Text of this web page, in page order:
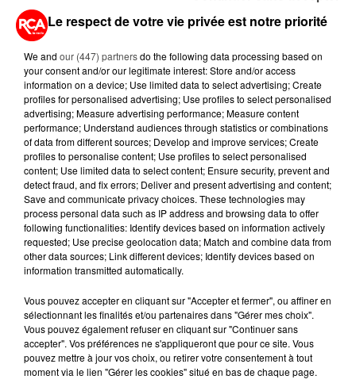
A LIRE AUSSI...
1er août 2026
UNE CHUTE FATALE DE 2 000
MÈTRES : UNE PARACHUTISTE DE
26 ANS PERD...
31 juillet 2026
FESTIVALS, FÊTE FORAINE... QUE
FAIRE DANS L'OUEST EN AOÛT ?
28 juillet 2026
CINÉMA : 5 ANS APRÈS LE DERNIER
OPUS, SPIDERMAN EST DE
RETOUR SUR...
23 juillet 2026
DE VANNES À NANTES, LE FUTUR
BOMBARDIER D'EAU FRANÇAIS
Le respect de votre vie privée est notre priorité
We and our (447) partnersdo the following data processing based on
your consent and/or our legitimate interest: Store and/or access
information on a device; Use limited data to select advertising; Create
profiles for personalised advertising; Use profiles to select personalised
advertising; Measure advertising performance; Measure content
performance; Understand audiences through statistics or combinations
of data from different sources; Develop and improve services; Create
profiles to personalise content; Use profiles to select personalised
content; Use limited data to select content; Ensure security, prevent and
detect fraud, and fix errors; Deliver and present advertising and content;
Save and communicate privacy choices. These technologies may
process personal data such as IP address and browsing data to offer
following functionalities: Identify devices based on information actively
requested; Use precise geolocation data; Match and combine data from
other data sources; Link different devices; Identify devices based on
information transmitted automatically.
Vous pouvez accepter en cliquant sur "Accepter et fermer", ou affiner en
sélectionnant les finalités et/ou partenaires dans "Gérer mes choix".
Vous pouvez également refuser en cliquant sur "Continuer sans
accepter". Vos préférences ne s'appliqueront que pour ce site. Vous
pouvez mettre à jour vos choix, ou retirer votre consentement à tout
moment via le lien "Gérer les cookies" situé en bas de chaque page.